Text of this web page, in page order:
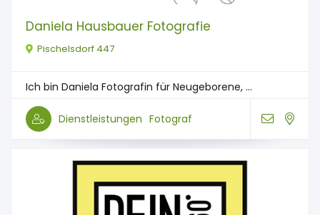
Daniela Hausbauer Fotografie
Pischelsdorf 447
Ich bin Daniela Fotografin für Neugeborene, ...
Dienstleistungen Fotograf